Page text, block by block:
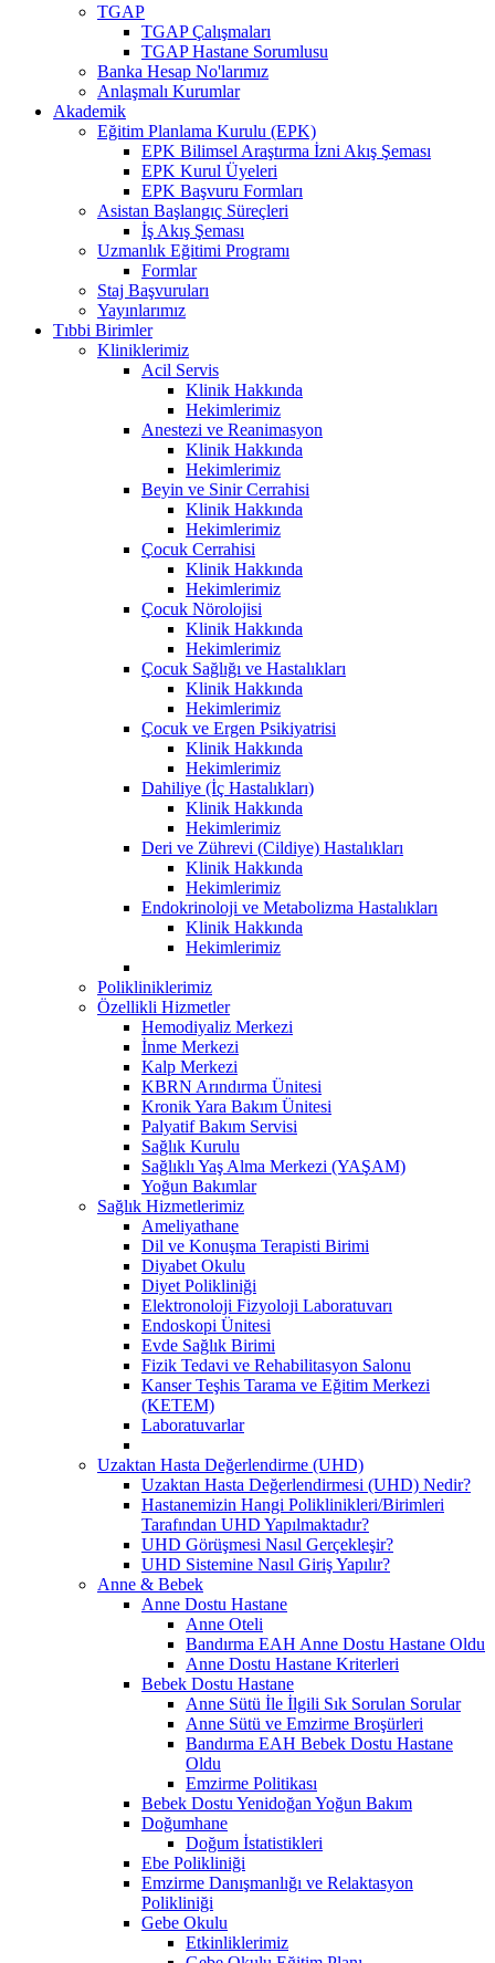
TGAP
TGAP Çalışmaları
TGAP Hastane Sorumlusu
Banka Hesap No'larımız
Anlaşmalı Kurumlar
Akademik
Eğitim Planlama Kurulu (EPK)
EPK Bilimsel Araştırma İzni Akış Şeması
EPK Kurul Üyeleri
EPK Başvuru Formları
Asistan Başlangıç Süreçleri
İş Akış Şeması
Uzmanlık Eğitimi Programı
Formlar
Staj Başvuruları
Yayınlarımız
Tıbbi Birimler
Kliniklerimiz
Acil Servis
Klinik Hakkında
Hekimlerimiz
Anestezi ve Reanimasyon
Klinik Hakkında
Hekimlerimiz
Beyin ve Sinir Cerrahisi
Klinik Hakkında
Hekimlerimiz
Çocuk Cerrahisi
Klinik Hakkında
Hekimlerimiz
Çocuk Nörolojisi
Klinik Hakkında
Hekimlerimiz
Çocuk Sağlığı ve Hastalıkları
Klinik Hakkında
Hekimlerimiz
Çocuk ve Ergen Psikiyatrisi
Klinik Hakkında
Hekimlerimiz
Dahiliye (İç Hastalıkları)
Klinik Hakkında
Hekimlerimiz
Deri ve Zührevi (Cildiye) Hastalıkları
Klinik Hakkında
Hekimlerimiz
Endokrinoloji ve Metabolizma Hastalıkları
Klinik Hakkında
Hekimlerimiz
Polikliniklerimiz
Özellikli Hizmetler
Hemodiyaliz Merkezi
İnme Merkezi
Kalp Merkezi
KBRN Arındırma Ünitesi
Kronik Yara Bakım Ünitesi
Palyatif Bakım Servisi
Sağlık Kurulu
Sağlıklı Yaş Alma Merkezi (YAŞAM)
Yoğun Bakımlar
Sağlık Hizmetlerimiz
Ameliyathane
Dil ve Konuşma Terapisti Birimi
Diyabet Okulu
Diyet Polikliniği
Elektronoloji Fizyoloji Laboratuvarı
Endoskopi Ünitesi
Evde Sağlık Birimi
Fizik Tedavi ve Rehabilitasyon Salonu
Kanser Teşhis Tarama ve Eğitim Merkezi
(KETEM)
Laboratuvarlar
Uzaktan Hasta Değerlendirme (UHD)
Uzaktan Hasta Değerlendirmesi (UHD) Nedir?
Hastanemizin Hangi Poliklinikleri/Birimleri
Tarafından UHD Yapılmaktadır?
UHD Görüşmesi Nasıl Gerçekleşir?
UHD Sistemine Nasıl Giriş Yapılır?
Anne & Bebek
Anne Dostu Hastane
Anne Oteli
Bandırma EAH Anne Dostu Hastane Oldu
Anne Dostu Hastane Kriterleri
Bebek Dostu Hastane
Anne Sütü İle İlgili Sık Sorulan Sorular
Anne Sütü ve Emzirme Broşürleri
Bandırma EAH Bebek Dostu Hastane
Oldu
Emzirme Politikası
Bebek Dostu Yenidoğan Yoğun Bakım
Doğumhane
Doğum İstatistikleri
Ebe Polikliniği
Emzirme Danışmanlığı ve Relaktasyon
Polikliniği
Gebe Okulu
Etkinliklerimiz